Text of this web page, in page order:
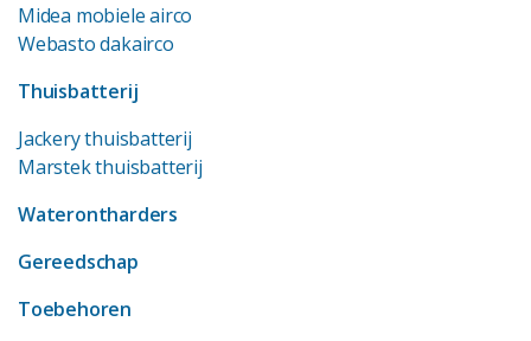
Midea mobiele airco
Webasto dakairco
Thuisbatterij
Jackery thuisbatterij
Marstek thuisbatterij
Waterontharders
Gereedschap
Toebehoren